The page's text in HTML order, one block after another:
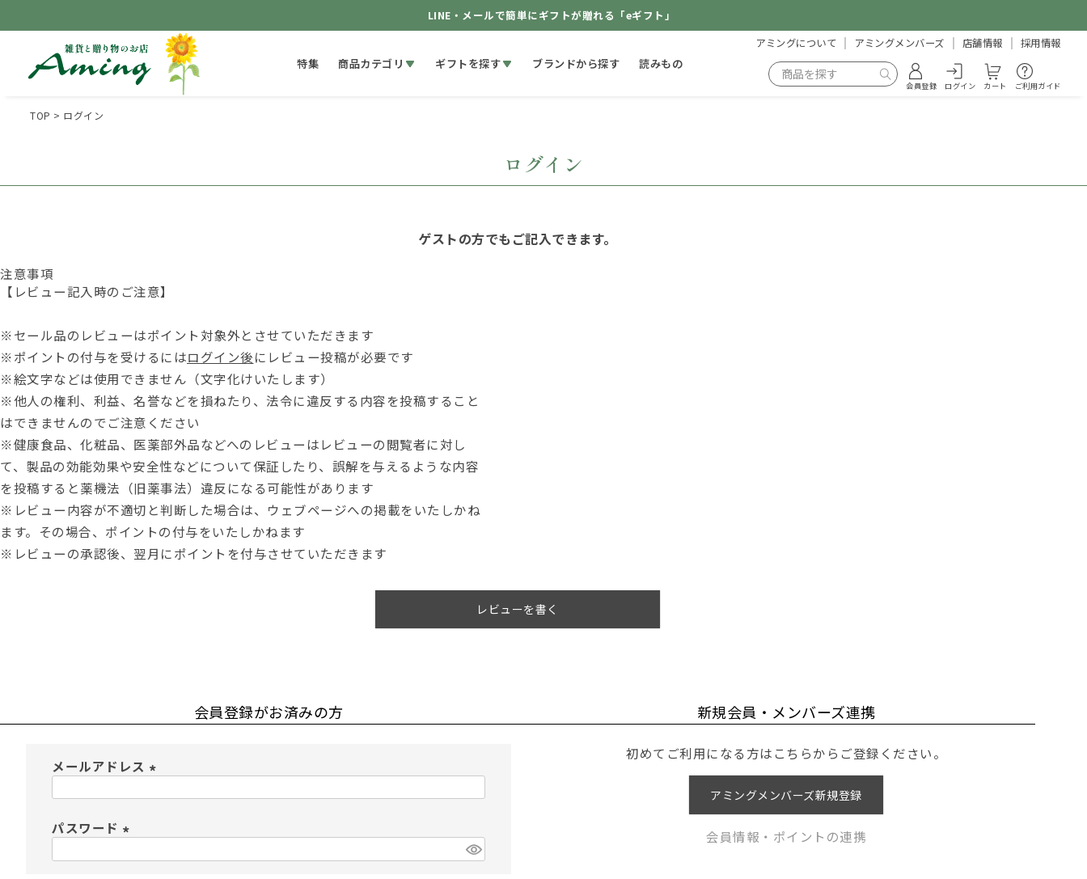
LINE・メールで簡単にギフトが贈れる「eギフト」
特集 商品カテゴリ ギフトを探す ブランドから探す 読みもの
アミングについて アミングメンバーズ 店舗情報 採用情報
会員登録 ログイン カート ご利用ガイド
TOP ログイン
ログイン
ゲストの方でもご記入できます。
注意事項
【レビュー記入時のご注意】
※セール品のレビューはポイント対象外とさせていただきます
※ポイントの付与を受けるにはログイン後にレビュー投稿が必要です
※絵文字などは使用できません（文字化けいたします）
※他人の権利、利益、名誉などを損ねたり、法令に違反する内容を投稿すること
はできませんのでご注意ください
※健康食品、化粧品、医薬部外品などへのレビューはレビューの閲覧者に対し
て、製品の効能効果や安全性などについて保証したり、誤解を与えるような内容
を投稿すると薬機法（旧薬事法）違反になる可能性があります
※レビュー内容が不適切と判断した場合は、ウェブページへの掲載をいたしかね
ます。その場合、ポイントの付与をいたしかねます
※レビューの承認後、翌月にポイントを付与させていただきます
レビューを書く
会員登録がお済みの方
メールアドレス
パスワード
新規会員・メンバーズ連携
初めてご利用になる方はこちらからご登録ください。
アミングメンバーズ新規登録
会員情報・ポイントの連携